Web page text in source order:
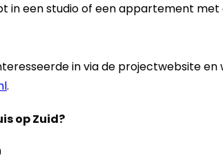
in een studio of een appartement
in via de projectwebsite en
.
op Zuid?